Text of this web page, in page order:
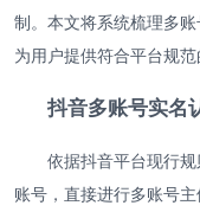
制。本文将系统梳理多
为用户提供符合平台规范
抖音多账号实名
依据抖音平台现行
账号，直接进行多账号